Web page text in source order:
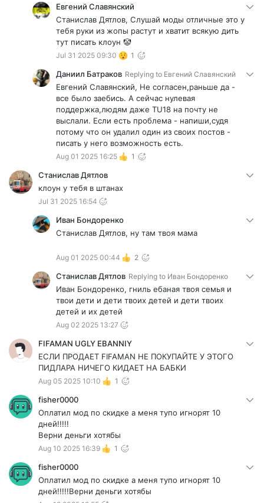
СПОКОЙНО ИГРАТЬ!!!
Евгений Славянский
Станислав Дятлов, Слушай моды отличные это у
тебя руки из жопы растут и хватит всякую дить
тут писать клоун 🤡
Jul 31 2025 09:30 1
Даниил Батраков Replying to Евгений Славянский
Евгений Славянский, Не согласен,раньше да -
все было заебись. А сейчас нулевая
поддержка,людям даже TU18 на почту не
выслали. Если есть проблема - напиши,судя
потому что он удалил один из своих постов -
писать у него возможность есть.
Aug 01 2025 16:25 1
Станислав Дятлов
клоун у тебя в штанах
Jul 31 2025 16:54
Иван Бондоренко
Станислав Дятлов, ну там твоя мама
Aug 01 2025 00:44 2
Станислав Дятлов Replying to Иван Бондоренко
Иван Бондоренко, гниль ебаная твоя семья и
твои дети и дети твоих детей и дети твоих
детей и их детей
Aug 02 2025 13:27
FIFAMAN UGLY EBANNIY
ЕСЛИ ПРОДАЕТ FIFAMAN НЕ ПОКУПАЙТЕ У ЭТОГО
ПИДЛАРА НИЧЕГО КИДАЕТ НА БАБКИ
Aug 05 2025 10:10 1
fisher0000
Оплатил мод по скидке а меня тупо игнорят 10
дней!!!!!
Верни деньги хотябы
Aug 10 2025 16:39 1
fisher0000
Оплатил мод по скидке а меня тупо игнорят 10
дней!!!!!Верни деньги хотябы